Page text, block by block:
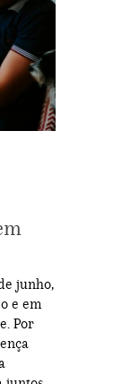
junho,
e em
Por